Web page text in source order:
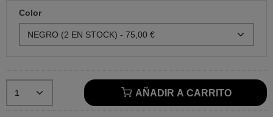
Color
AÑADIR A CARRITO